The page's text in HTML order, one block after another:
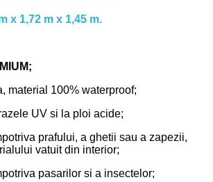
x 1,72 m x 1,45 m.
material 100% waterproof;
UV si la ploi acide;
prafului, a ghetii sau a zapezii,
vatuit din interior;
pasarilor si a insectelor;